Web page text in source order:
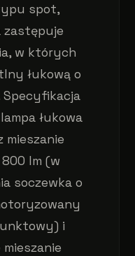
spot,
zastępuje
w których
łukową o
Specyfikacja
łukowa
mieszanie
800 lm (w
soczewka o
i